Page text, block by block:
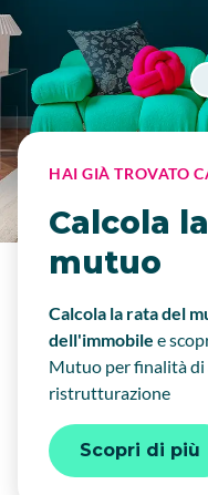
HAI GIÀ TROVATO
Calcola
mutuo
Calcola la rata del
dell'immobile e
Mutuo per finalità di
ristrutturazione
Scopri di più